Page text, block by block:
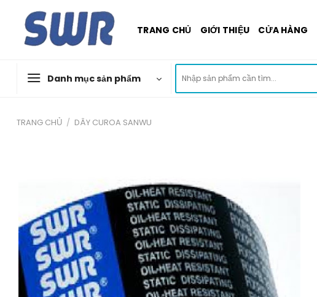
content
TRANG CHỦ GIỚI THIỆU CỬA HÀNG
Danh mục sản phẩm
kiếm:
TRANG CHỦ / DÂY CUROA SANWU